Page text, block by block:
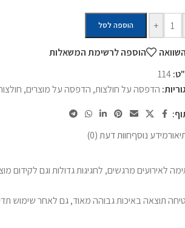
+ הוספה לסל
השוואה
הוספה לרשימת המשאלות
114
הדפסה על חולצות, הדפסה על מוצרים,
מידע נוסףחוות דעת (0)
מרגשים, לחגיגות גדולות וגם לקידום